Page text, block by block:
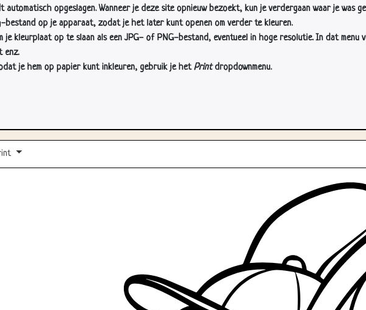
opgeslagen. Wanneer je deze site opnieuw bezoekt, kun je verdergaan waar je was
-bestand op je apparaat, zodat je het later kunt openen om verder te kleuren.
je kleurplaat op te slaan als een JPG- of PNG-bestand, eventueel in hoge resolutie. In dat
enz.
je hem op papier kunt inkleuren, gebruik je hetPrintdropdownmenu.